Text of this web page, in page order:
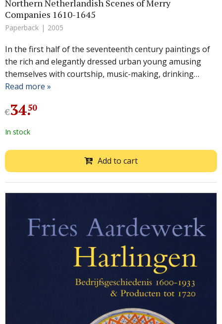
Northern Netherlandish Scenes of Merry
Companies 1610-1645
Paperback 2005
In the first half of the seventeenth century paintings of
the rich and elegantly dressed urban young amusing
themselves with courtship, music-making, drinking…
Read more »
€34.
50
In stock
Add to cart